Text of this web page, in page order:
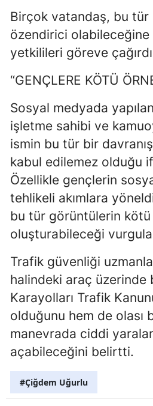
Birçok vatandaş, bu tür
özendirici
yetkilileri göreve
“GENÇLERE KÖTÜ
Sosyal medyada
işletme sahibi ve
ismin bu tür bir
kabul edilemez olduğu
Özellikle gençlerin
tehlikeli akımlara
bu tür görüntülerin
oluşturabileceği
Trafik güvenliği
halindeki araç üzerinde
Karayolları Trafik
olduğunu hem de olası
manevrada ciddi
açabileceğini belirtti.
#Çiğdem Uğurlu